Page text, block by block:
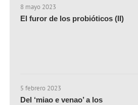
8 mayo 2023
El furor de los probióticos (II)
5 febrero 2023
Del ‘miao e venao’ a los